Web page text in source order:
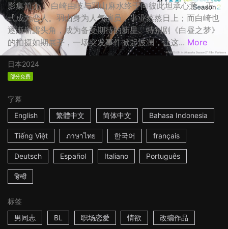
影集简介： 白崎由岐与羽山麻水终于向彼此坦承心意，正
式成为恋人。羽山身为人气演员，事业蒸蒸日上；而白崎也
逐渐崭露头角，成为备受期待的新星。特别剧《白昼之梦》
的拍摄如期展开，一场突发事件掀起波澜，让这... More
日本2024
部分免费
字幕
English
繁體中文 简体中文 Bahasa Indonesia
Tiếng Việt ภาษาไทย 한국어 français
Deutsch Español Italiano Português
हिन्दी
标签
男同志
BL 职场恋爱 情欲 改编作品